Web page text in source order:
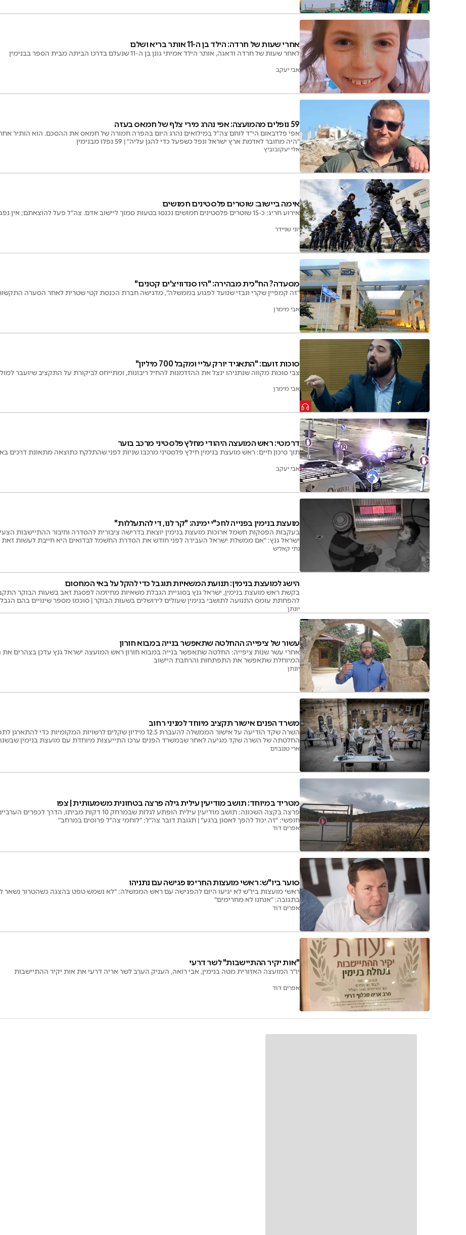
אחרי שעות של חרדה: הילד בן ה-11 אותר בריא ושלם
לאחר שעות של חרדה ודאגה, אותר הילד אמיתי גונן בן ה-11 שנעלם בדרכו הביתה מבית הספר בבנימין
אבי יעקב
59 נופלים מהמועצה: אפי נהרג מירי צלף של חמאס בעזה
אפי פלדבאום הי"ד לוחם צה"ל במילואים נהרג היום בהפרה חמורה של חמאס את ההסכם. הוא הותיר
"היה מחובר לאדמת ארץ ישראל ונפל כשפעל כדי להגן עליה" | 59 נפלו מבנימין
אלי יעקובוביץ
אימה ביישוב: שוטרים פלסטינים חמושים
אירוע חריג: כ-15 שוטרים פלסטינים חמושים נכנסו בטעות סמוך ליישוב אדם. צה"ל פעל להוצאתם; אין נפגעים
יוני שניידר
מסעדה? הח"כית מבהירה: "היו סנדוויצ'ים קטנים"
"זה קמפיין שקרי ונבזי שנועד לפגוע בממשלה", מדגישה חברת הכנסת קטי שטרית לאחר הסערה
אבי מימרן
סוכות זועם: "התאגיד יורק עליי ומקבל 700 מיליון"
צבי סוכות מקווה שנתניהו ינצל את ההזדמנות להחיל ריבונות, ומתייחס לביקורת על התקציב שיועבר
אבי מימרן
דרמטי: ראש המועצה היהודי מחלץ פלסטיני מרכב בוער
תוך סיכון חיים: ראש מועצת בנימין חילץ פלסטיני מרכבו שניות לפני שהתלקח כתוצאה מתאונת דרכים
אבי יעקב
מועצת בנימין בפנייה לחכ"י ימינה: "קר לנו, די להתעללות"
בעקבות הפסקות חשמל ארוכות מועצת בנימין יוצאת בדרישה ציבורית להסדרה וחיבור ההתיישבות
ישראל גנץ: "אם ממשלת ישראל העבירה לפני חודש את הסדרת החשמל לבדואים היא חייבת לעשות זאת
כפול"
נתי קאליש
הישג למועצת בנימין: תנועת המשאיות תוגבל כדי להקל על באי המחסום
בקשת ראש מועצת בנימין, ישראל גנץ בסוגיית הגבלת משאיות מחיזמה לפסגת זאב בשעות הבוקר
להפחתת עומס התנועה לתושבי בנימין שעולים לירושלים בשעות הבוקר | סוכמו מספר שינויים בהם
נכנס לתוקף והוא מגביל תנועת משאיות ממחסום חיזמה לפסגת זאב
יונתן
עשור של ציפייה: ההחלטה שתאפשר בנייה במבוא חורון
אחרי עשר שנות ציפייה: החלטה שתאפשר בנייה במבוא חורון ראש המועצה ישראל גנץ עדכן בצהרים
המיוחלת שתאפשר את התפתחות והרחבת היישוב
יונתן
משרד הפנים אישור תקציב מיוחד למניני רחוב
השרה שקד הודיעה על אישור הממשלה להעברת 12.5 מיליון שקלים לרשויות המקומיות
החלטתה של השרה שקד מגיעה לאחר שבמשרד הפנים ערכו התייעצות מיוחדת עם מועצת בנימין
ענק לתפילות הימים הנוראים במרחב הפתוח
ארי טננבוים
מטריד במיוחד: תושב מודיעין עילית גילה פרצה בטחונית משמעותית | צפו
פרצה בקצה השכונה: תושב מודיעין עילית הופתע לגלות שבמרחק 10
חופשי: "זה יכול להפך לאסון ברגע" | תגובת דובר צה"ל: "לוחמי צה"ל פרוסים במרחב"
אפרים דוד
סוער ביו"ש: ראשי מועצות החרימו פגישה עם נתניהו
ראשי מועצות ביו"ש לא יגיעו היום להפגישה עם ראש הממשלה: "לא נשמש טפט בהצגה כשהטרור נשאר
בתגובה: "אנחנו לא מחרימים"
אפרים דוד
"אות יקיר ההתיישבות" לשר דרעי
יו"ר המועצה האזורית מטה בנימין, אבי רואה, העניק הערב לשר אריה דרעי את אות יקיר ההתיישבות
אפרים דוד